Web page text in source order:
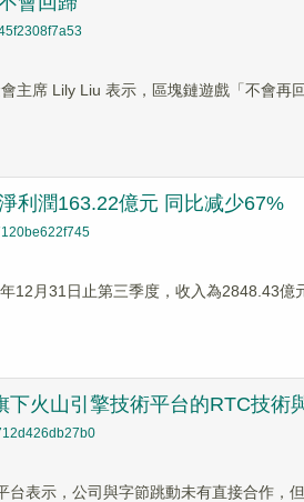
主席 Lily Liu 表示，區塊鏈遊戲「不會再
利潤163.22億元 同比减少67%
12月31日止第三季度，收入為2848.43
火山引擎技術平台的RTC技術
台表示，公司與字節跳動未有直接合作，